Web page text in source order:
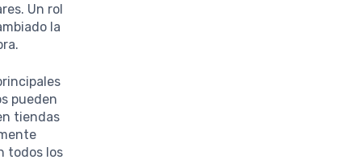
Un rol
la
pueden
tiendas
todos los